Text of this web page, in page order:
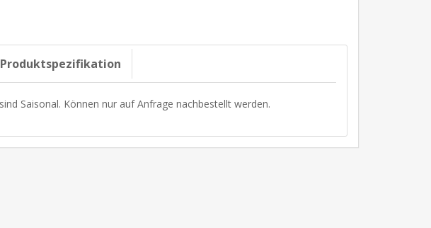
Produktspezifikation
Saisonal. Können nur auf Anfrage nachbestellt werden.